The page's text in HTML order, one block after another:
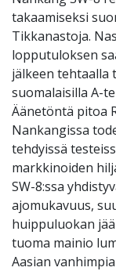
takaamiseksi
Tikkanastoja.
lopputuloksen
jälkeen tehtaalla
suomalaisilla A-
Äänetöntä pitoa
Nankangissa
tehdyissä
markkinoiden
SW-8:ssa
ajomukavuus,
huippuluokan
tuoma mainio
Aasian